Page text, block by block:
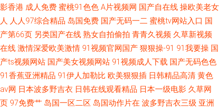
影香港 成人免费 蜜桃91色色 A片视频网 国产自在线 操欧美老女
人 人人97综合精品 岛国免费 国产无码一二 蜜桃tv网站入口 国
产第66页 另类国产在线 熟女自拍偷拍 青青久视频 久草新视频
在线 激情深爱欧美激情 91视频官网国产 狠狠操-91 91我要操 国
产ts视频网站 国产美女视频网站 91视频成人下载 国产无码色色
91香蕉亚洲精品 91伊人加勒比 欧美狠狠插 日韩精品高清 黄色
av网 日本波多野吉衣 日韩在线观看精品 日本一级电影 久草网
页 97免费艹 岛国一区二区 岛国动作片在 波多野吉衣三级 亚洲